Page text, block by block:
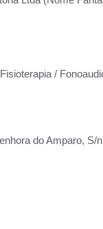
/
do Amparo, S/